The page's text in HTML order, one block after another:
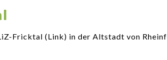
Fricktal (Link) in der Altstadt von